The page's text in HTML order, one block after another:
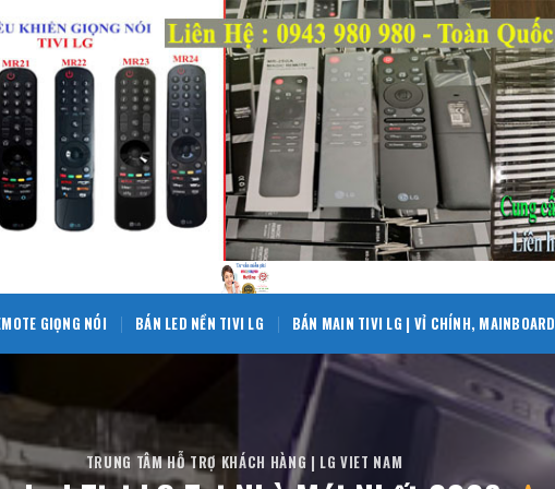
GIỌNG NÓI BÁN LED NỀN TIVI LG BÁN MAIN TIVI LG | VỈ CHÍNH, MAINBOARD
TRUNG TÂM HỖ TRỢ KHÁCH HÀNG | LG VIET NAM